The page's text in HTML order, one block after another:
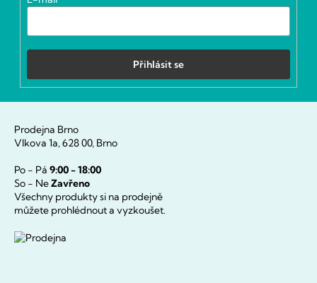
Přihlásit se
Prodejna Brno
Vlkova 1a, 628 00, Brno
Po - Pá 9:00 - 18:00
So - NeZavřeno
Všechny produkty si na prodejně
můžete prohlédnout a vyzkoušet.